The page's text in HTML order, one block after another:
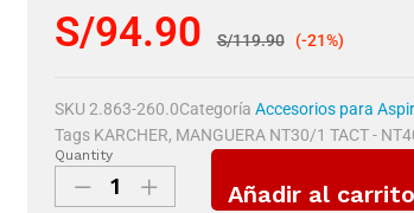
S/94.90 S/119.90 (-21%)
SKU 2.863-260.0Categoría Accesorios para
Tags KARCHER, MANGUERA NT30/1 TACT -
Quantity
Añadir al carrito